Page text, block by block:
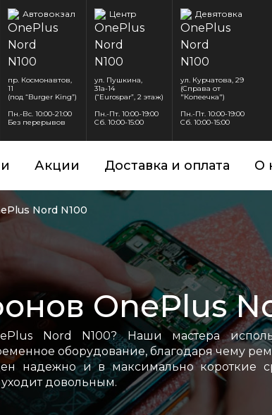
Автовокзал
пр. Космонавтов,
11
(под “Burger King”)
Пн.-Вс. 10:00-21:00
Без перерывов
Центр
ул. Пушкина,
31а-14
(“Eurospar”, 2 этаж)
Пн.-Пт. 10:00-19:00
Сб. 10:00-15:00
Девятовка
ул. Курчатова, 29
(Справа от
"Копеечка")
Пн.-Пт. 10:00-19:00
Сб. 10:00-15:00
Акции Доставка и оплата О
Nord N100
OnePlus
Nord N100? Наши мастера
оборудование, благодаря чему
надежно и в максимально короткие
довольным.